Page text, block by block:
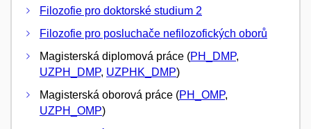
Filozofie pro doktorské studium 2
Filozofie pro posluchače nefilozofických oborů
Magisterská diplomová práce (PH_DMP,
UZPH_DMP, UZPHK_DMP)
Magisterská oborová práce (PH_OMP,
UZPH_OMP)